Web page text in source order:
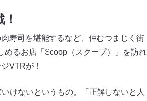
寿司を堪能するなど、仲むつまじく街
めるお店「Scoop（スクープ）」を訪れ
ジVTRが！
けないというもの。「正解しないと人